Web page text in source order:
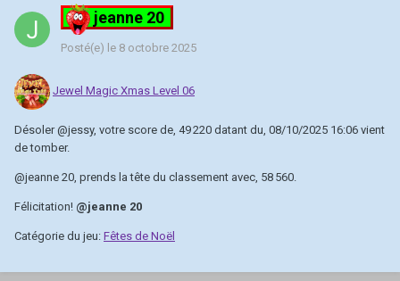
jeanne 20
Posté(e) le 8 octobre 2025
Jewel Magic Xmas Level 06
Désoler@jessy, votre score de, 49 220 datant du, 08/10/2025 16:06 vient
de tomber.
@jeanne 20 , prends la tête du classement avec, 58 560.
Félicitation! @jeanne 20
Catégorie du jeu: Fêtes de Noël